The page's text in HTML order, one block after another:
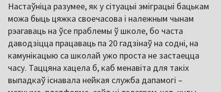
Настаўніца разумее, як у сітуацыі эміграцыі бацькам
можа быць цяжка своечасова і належным чынам
рэагаваць на ўсе праблемы ў школе, бо часта
даводзіцца працаваць па 20 гадзінаў на содні, на
камунікацыю са школай ужо проста не застаецца
часу. Таццяна хацела б, каб менавіта для такіх
выпадкаў існавала нейкая служба дапамогі –